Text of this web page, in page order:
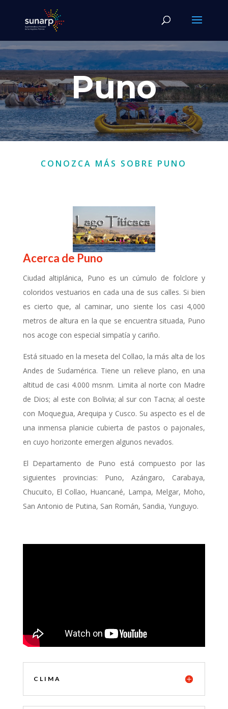
Puno
CONOZCA MÁS SOBRE PUNO
Acerca de Puno
Ciudad altiplánica, Puno es un cúmulo de folclore y
coloridos vestuarios en cada una de sus calles. Si bien
es cierto que, al caminar, uno siente los casi 4,000
metros de altura en la que se encuentra situada, Puno
nos acoge con especial simpatía y cariño.
Está situado en la meseta del Collao, la más alta de los
Andes de Sudamérica. Tiene un relieve plano, en una
altitud de casi 4.000 msnm. Limita al norte con Madre
de Dios; al este con Bolivia; al sur con Tacna; al oeste
con Moquegua, Arequipa y Cusco. Su aspecto es el de
una inmensa planicie cubierta de pastos o pajonales,
en cuyo horizonte emergen algunos nevados.
El Departamento de Puno está compuesto por las
siguientes provincias: Puno, Azángaro, Carabaya,
Chucuito, El Collao, Huancané, Lampa, Melgar, Moho,
San Antonio de Putina, San Román, Sandia, Yunguyo.
CLIMA